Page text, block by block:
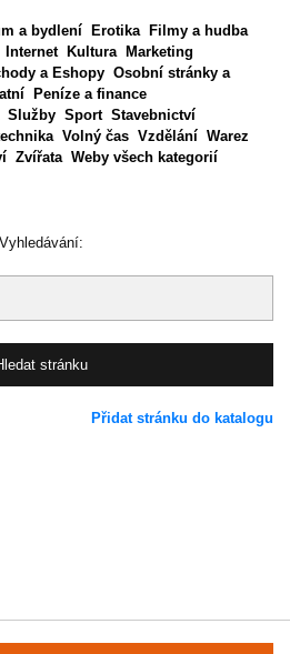
a bydlení Erotika
Filmy a hudba
Internet Kultura
Marketing
a Eshopy Osobní stránky a
Peníze a finance
Služby Sport Stavebnictví
Volný čas Vzdělání Warez
Zvířata Weby všech kategorií
Vyhledávání:
Přidat stránku do katalogu